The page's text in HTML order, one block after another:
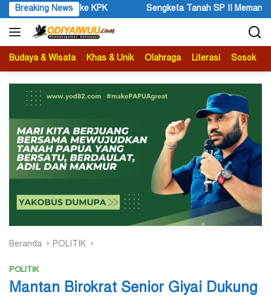
Langsung
ke
konten
Breaking News
Sengketa Tanah SP II Memanas, Pengadilan Negeri
Budaya & Wisata Khas & Unik Olahraga Literasi Sosok
Beranda POLITIK
POLITIK
Mantan Birokrat Senior Giyai Dukung